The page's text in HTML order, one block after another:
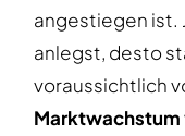
angestiegen ist.
anlegst, desto
voraussichtlich
Marktwachstum